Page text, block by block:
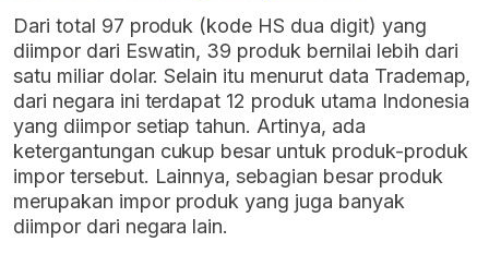
Dari total 97 produk (kode HS dua digit) yang
diimpor dari Eswatin, 39 produk bernilai lebih dari
satu miliar dolar. Selain itu menurut data Trademap,
dari negara ini terdapat 12 produk utama Indonesia
yang diimpor setiap tahun. Artinya, ada
ketergantungan cukup besar untuk produk-produk
impor tersebut. Lainnya, sebagian besar produk
merupakan impor produk yang juga banyak
diimpor dari negara lain.